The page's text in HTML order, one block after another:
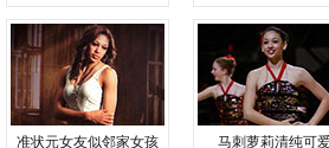
准状元女友似邻家女孩 马刺萝莉清纯可